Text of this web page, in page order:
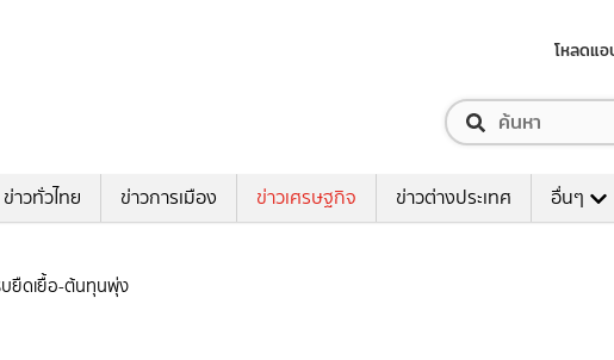
โหลดแอ
ข่าวทั่วไทย ข่าวการเมือง ข่าวเศรษฐกิจ ข่าวต่างประเทศ อื่นๆ
บยืดเยื้อ-ต้นทุนพุ่ง